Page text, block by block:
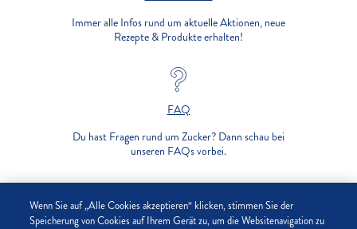
Immer alle Infos rund um aktuelle Aktionen, neue
Rezepte & Produkte erhalten!
FAQ
Du hast Fragen rund um Zucker? Dann schau bei
unseren FAQs vorbei.
UNTERNEHMEN
Wenn Sie auf „Alle Cookies akzeptieren“ klicken, stimmen Sie der
Speicherung von Cookies auf Ihrem Gerät zu, um die Websitenavigation zu